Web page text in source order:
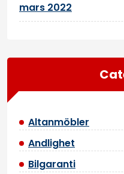
mars 2022
Altanmöbler
Andlighet
Bilgaranti